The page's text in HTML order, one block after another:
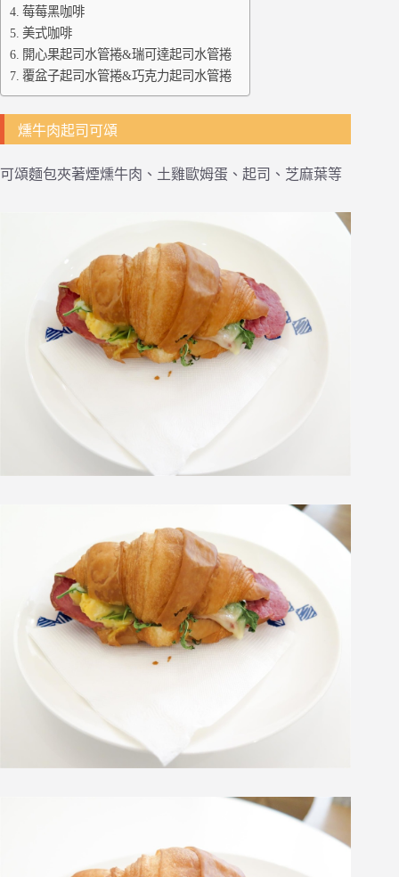
莓莓黑咖啡
美式咖啡
開心果起司水管捲&瑞可達起司水管捲
覆盆子起司水管捲&巧克力起司水管捲
燻牛肉起司可頌
可頌麵包夾著煙燻牛肉、土雞歐姆蛋、起司、芝麻葉等